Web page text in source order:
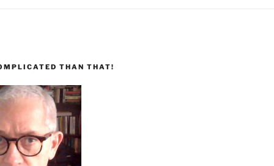
THAN THAT!